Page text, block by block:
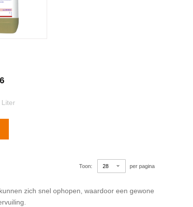
Liter
Toon per pagina
zich snel ophopen, waardoor een gewone